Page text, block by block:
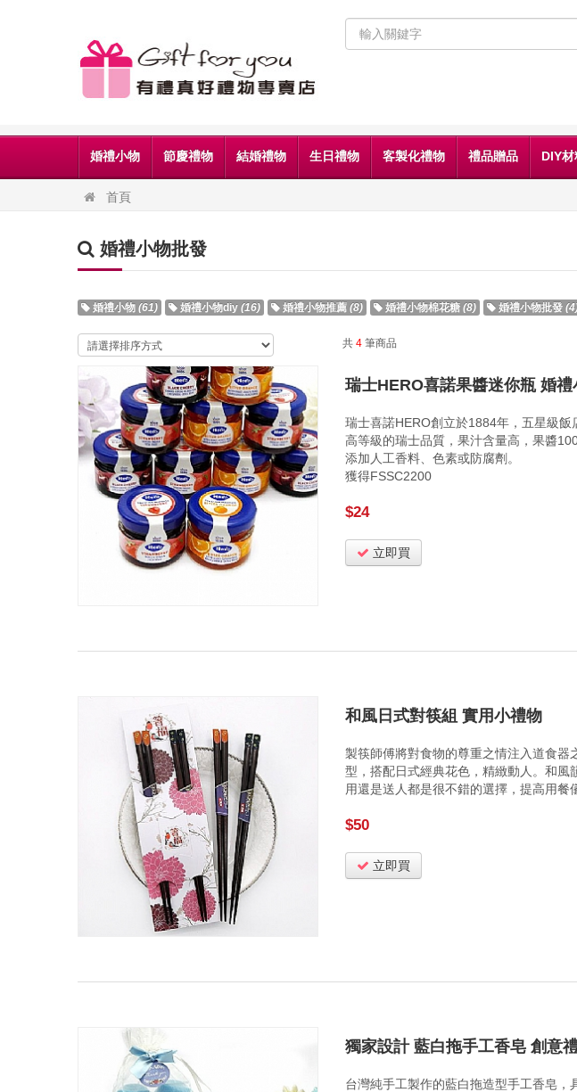
婚禮小物 節慶禮物 結婚禮物 生日禮物 客製化禮物 禮品贈品 DIY
首頁
婚禮小物批發
婚禮小物 (61) 婚禮小物diy (16) 婚禮小物推薦 (8) 婚禮小物棉花糖 (8) 婚禮小物批發
共 4筆商品
瑞士HERO喜諾果醬迷你瓶 婚禮
瑞士喜諾HERO創立於1884年，五星級
高等級的瑞士品質，果汁含量高，果醬
添加人工香料、色素或防腐劑。
獲得FSSC2200
$24
立即買
和風日式對筷組 實用小禮物
製筷師傅將對食物的尊重之情注入道食器
型，搭配日式經典花色，精緻動人。和風
用還是送人都是很不錯的選擇，提高用餐
$50
立即買
獨家設計 藍白拖手工香皂 創意
台灣純手工製作的藍白拖造型手工香皂，
獨家設計 藍白拖手工香皂 創
薦
台灣純手工製作的藍白拖造型手工